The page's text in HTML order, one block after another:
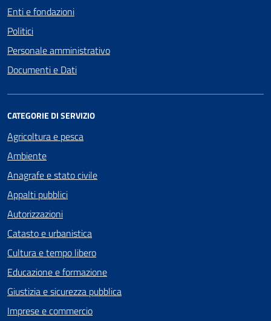
Enti e fondazioni
Politici
Personale amministrativo
Documenti e Dati
CATEGORIE DI SERVIZIO
Agricoltura e pesca
Ambiente
Anagrafe e stato civile
Appalti pubblici
Autorizzazioni
Catasto e urbanistica
Cultura e tempo libero
Educazione e formazione
Giustizia e sicurezza pubblica
Imprese e commercio